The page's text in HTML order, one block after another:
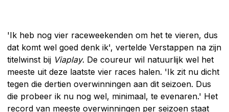
'Ik heb nog vier raceweekenden om het te vieren, dus
dat komt wel goed denk ik', vertelde Verstappen na zijn
titelwinst bij Viaplay. De coureur wil natuurlijk wel het
meeste uit deze laatste vier races halen. 'Ik zit nu dicht
tegen die dertien overwinningen aan dit seizoen. Dus
die probeer ik nu nog wel, minimaal, te evenaren.' Het
record van meeste overwinningen per seizoen staat